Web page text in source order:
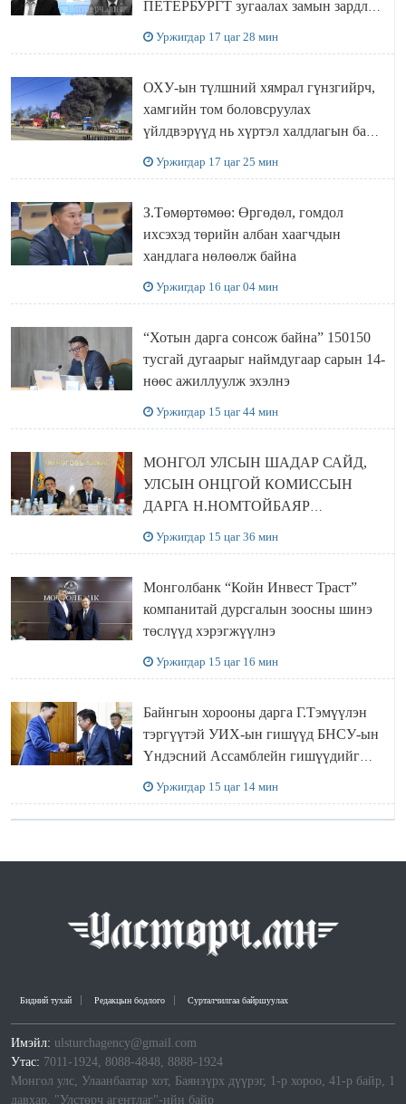
ПЕТЕРБУРГТ зугаалах замын зардлаа
“ИНҮТ” ТӨХХК даажээ
Уржигдар 17 цаг 28 мин
ОХУ-ын түлшний хямрал гүнзгийрч,
хамгийн том боловсруулах
үйлдвэрүүд нь хүртэл халдлагын бай
болов
Уржигдар 17 цаг 25 мин
З.Төмөртөмөө: Өргөдөл, гомдол
ихсэхэд төрийн албан хаагчдын
хандлага нөлөөлж байна
Уржигдар 16 цаг 04 мин
“Хотын дарга сонсож байна” 150150
тусгай дугаарыг наймдугаар сарын 14-
нөөс ажиллуулж эхэлнэ
Уржигдар 15 цаг 44 мин
МОНГОЛ УЛСЫН ШАДАР САЙД,
УЛСЫН ОНЦГОЙ КОМИССЫН
ДАРГА Н.НОМТОЙБАЯР
ӨМНӨГОВЬ АЙМАГТ
АЖИЛЛАЛАА
Уржигдар 15 цаг 36 мин
Монголбанк “Койн Инвест Траст”
компанитай дурсгалын зоосны шинэ
төслүүд хэрэгжүүлнэ
Уржигдар 15 цаг 16 мин
Байнгын хорооны дарга Г.Тэмүүлэн
тэргүүтэй УИХ-ын гишүүд БНСУ-ын
Үндэсний Ассамблейн гишүүдийг
хүлээн авч уулзав
Уржигдар 15 цаг 14 мин
Бидний тухай Редакцын бодлого Сурталчилгаа байршуулах
Имэйл: ulsturchagency@gmail.com
Утас: 7011-1924, 8088-4848, 8888-1924
Монгол улс, Улаанбаатар хот, Баянзүрх дүүрэг, 1-р хороо, 41-р байр, 1
давхар, "Улстөрч агентлаг"-ийн байр